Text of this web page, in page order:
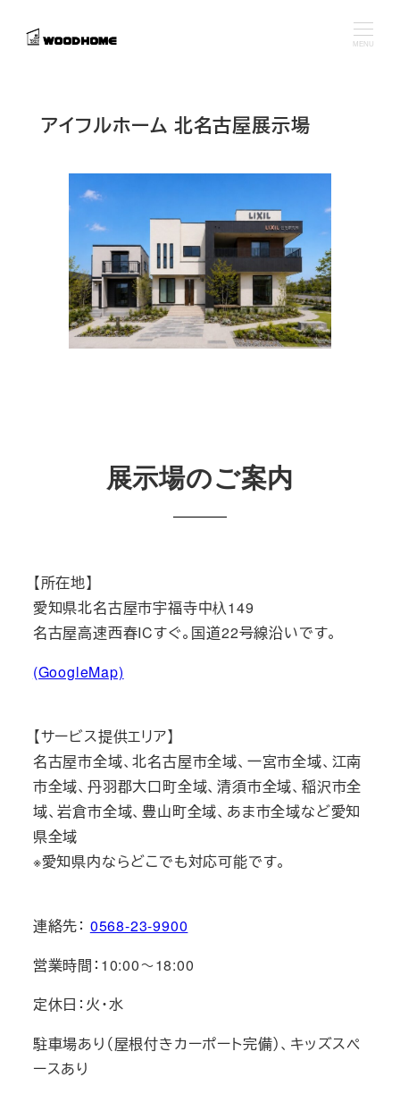
MENU
アイフルホーム 北名古屋展示場
展示場のご案内
【所在地】
愛知県北名古屋市宇福寺中杁149
名古屋高速西春ICすぐ。国道22号線沿いです。
(GoogleMap)
【サービス提供エリア】
名古屋市全域、北名古屋市全域、一宮市全域、江南
市全域、丹羽郡大口町全域、清須市全域、稲沢市全
域、岩倉市全域、豊山町全域、あま市全域など愛知
県全域
※愛知県内ならどこでも対応可能です。
連絡先： 0568-23-9900
営業時間：10:00～18:00
定休日：火・水
駐車場あり（屋根付きカーポート完備）、キッズスペ
ースあり